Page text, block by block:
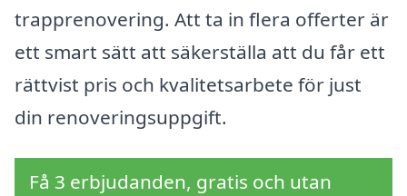
trapprenovering. Att ta in flera offerter är
ett smart sätt att säkerställa att du får ett
rättvist pris och kvalitetsarbete för just
din renoveringsuppgift.
Få 3 erbjudanden, gratis och utan